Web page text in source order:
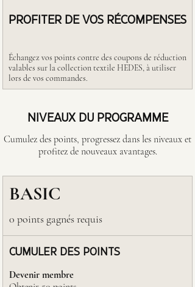
PROFITER DE VOS RÉCOMPENSES
Échangez vos points contre des coupons de réduction
valables sur la collection textile HEDES, à utiliser
lors de vos commandes.
NIVEAUX DU PROGRAMME
Cumulez des points, progressez dans les niveaux et
profitez de nouveaux avantages.
BASIC
0 points gagnés requis
CUMULER DES POINTS
Devenir membre